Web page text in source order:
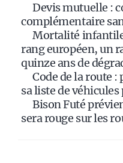
Devis mutuelle :
complémentaire
Mortalité infantile
rang européen, un
quinze ans de
Code de la route
sa liste de
Bison Futé
sera rouge sur les